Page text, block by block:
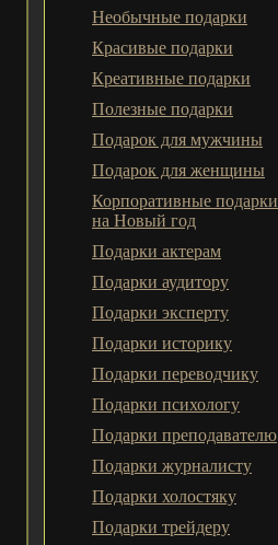
Необычные подарки
Красивые подарки
Креативные подарки
Полезные подарки
Подарок для мужчины
Подарок для женщины
Корпоративные подарки
на Новый год
Подарки актерам
Подарки аудитору
Подарки эксперту
Подарки историку
Подарки переводчику
Подарки психологу
Подарки преподавателю
Подарки журналисту
Подарки холостяку
Подарки трейдеру